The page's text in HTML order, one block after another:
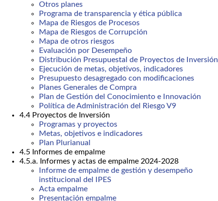
Otros planes
Programa de transparencia y ética pública
Mapa de Riesgos de Procesos
Mapa de Riesgos de Corrupción
Mapa de otros riesgos
Evaluación por Desempeño
Distribución Presupuestal de Proyectos de Inversión
Ejecución de metas, objetivos, indicadores
Presupuesto desagregado con modificaciones
Planes Generales de Compra
Plan de Gestión del Conocimiento e Innovación
Política de Administración del Riesgo V9
4.4 Proyectos de Inversión
Programas y proyectos
Metas, objetivos e indicadores
Plan Plurianual
4.5 Informes de empalme
4.5.a. Informes y actas de empalme 2024-2028
Informe de empalme de gestión y desempeño
institucional del IPES
Acta empalme
Presentación empalme